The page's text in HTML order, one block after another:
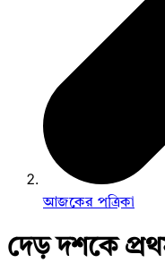
আজকের পত্রিকা
দেড় দশকে